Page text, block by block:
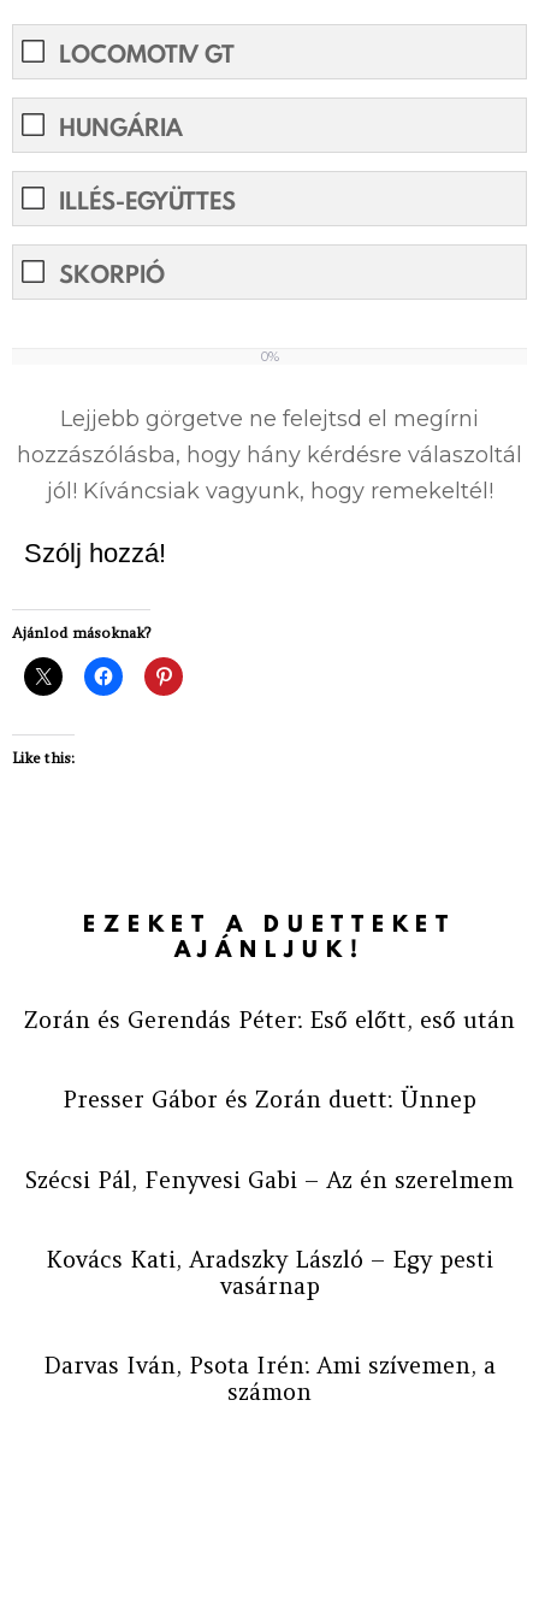
LOCOMOTIV GT
HUNGÁRIA
ILLÉS-EGYÜTTES
SKORPIÓ
0%
Lejjebb görgetve ne felejtsd el megírni
hozzászólásba, hogy hány kérdésre válaszoltál
jól! Kíváncsiak vagyunk, hogy remekeltél!
Szólj hozzá!
Ajánlod másoknak?
Like this:
EZEKET A DUETTEKET
AJÁNLJUK!
Zorán és Gerendás Péter: Eső előtt, eső után
Presser Gábor és Zorán duett: Ünnep
Szécsi Pál, Fenyvesi Gabi – Az én szerelmem
Kovács Kati, Aradszky László – Egy pesti
vasárnap
Darvas Iván, Psota Irén: Ami szívemen, a
számon